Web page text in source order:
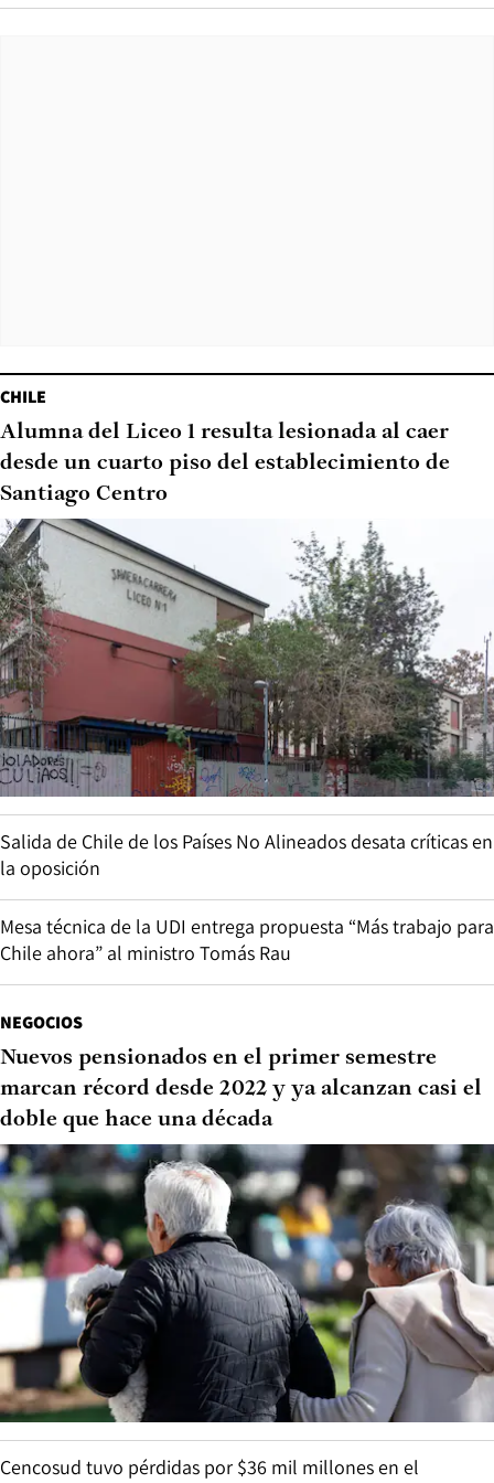
CHILE
Alumna del Liceo 1 resulta lesionada al caer
desde un cuarto piso del establecimiento de
Santiago Centro
Salida de Chile de los Países No Alineados desata críticas en
la oposición
Mesa técnica de la UDI entrega propuesta “Más trabajo para
Chile ahora” al ministro Tomás Rau
NEGOCIOS
Nuevos pensionados en el primer semestre
marcan récord desde 2022 y ya alcanzan casi el
doble que hace una década
Cencosud tuvo pérdidas por $36 mil millones en el